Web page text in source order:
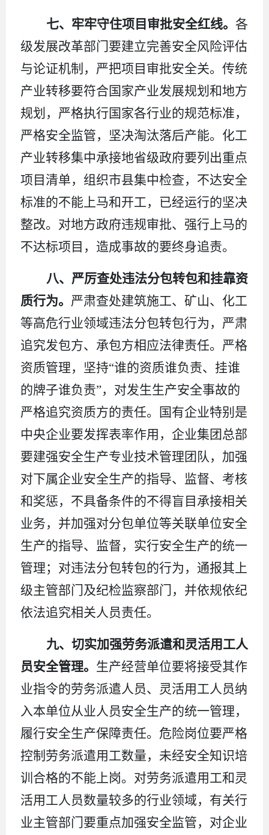
七、牢牢守住项目审批安全红线。 各
级发展改革部门要建立完善安全风险评估
与论证机制，严把项目审批安全关。传统
产业转移要符合国家产业发展规划和地方
规划，严格执行国家各行业的规范标准，
严格安全监管，坚决淘汰落后产能。化工
产业转移集中承接地省级政府要列出重点
项目清单，组织市县集中检查，不达安全
标准的不能上马和开工，已经运行的坚决
整改。对地方政府违规审批、强行上马的
不达标项目，造成事故的要终身追责。
八、严厉查处违法分包转包和挂靠资
质行为。 严肃查处建筑施工、矿山、化工
等高危行业领域违法分包转包行为，严肃
追究发包方、承包方相应法律责任。严格
资质管理，坚持“谁的资质谁负责、挂谁
的牌子谁负责”，对发生生产安全事故的
严格追究资质方的责任。国有企业特别是
中央企业要发挥表率作用，企业集团总部
要建强安全生产专业技术管理团队，加强
对下属企业安全生产的指导、监督、考核
和奖惩，不具备条件的不得盲目承接相关
业务，并加强对分包单位等关联单位安全
生产的指导、监督，实行安全生产的统一
管理；对违法分包转包的行为，通报其上
级主管部门及纪检监察部门，并依规依纪
依法追究相关人员责任。
九、切实加强劳务派遣和灵活用工人
员安全管理。 生产经营单位要将接受其作
业指令的劳务派遣人员、灵活用工人员纳
入本单位从业人员安全生产的统一管理，
履行安全生产保障责任。危险岗位要严格
控制劳务派遣用工数量，未经安全知识培
训合格的不能上岗。对劳务派遣用工和灵
活用工人员数量较多的行业领域，有关行
业主管部门要重点加强安全监管，对企业